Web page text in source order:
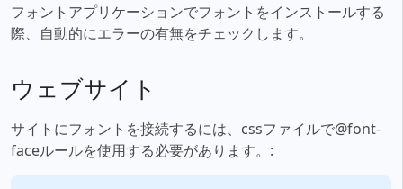
フォントアプリケーションでフォントをインストールする
際、自動的にエラーの有無をチェックします。
ウェブサイト
サイトにフォントを接続するには、cssファイルで@font-
faceルールを使用する必要があります。: